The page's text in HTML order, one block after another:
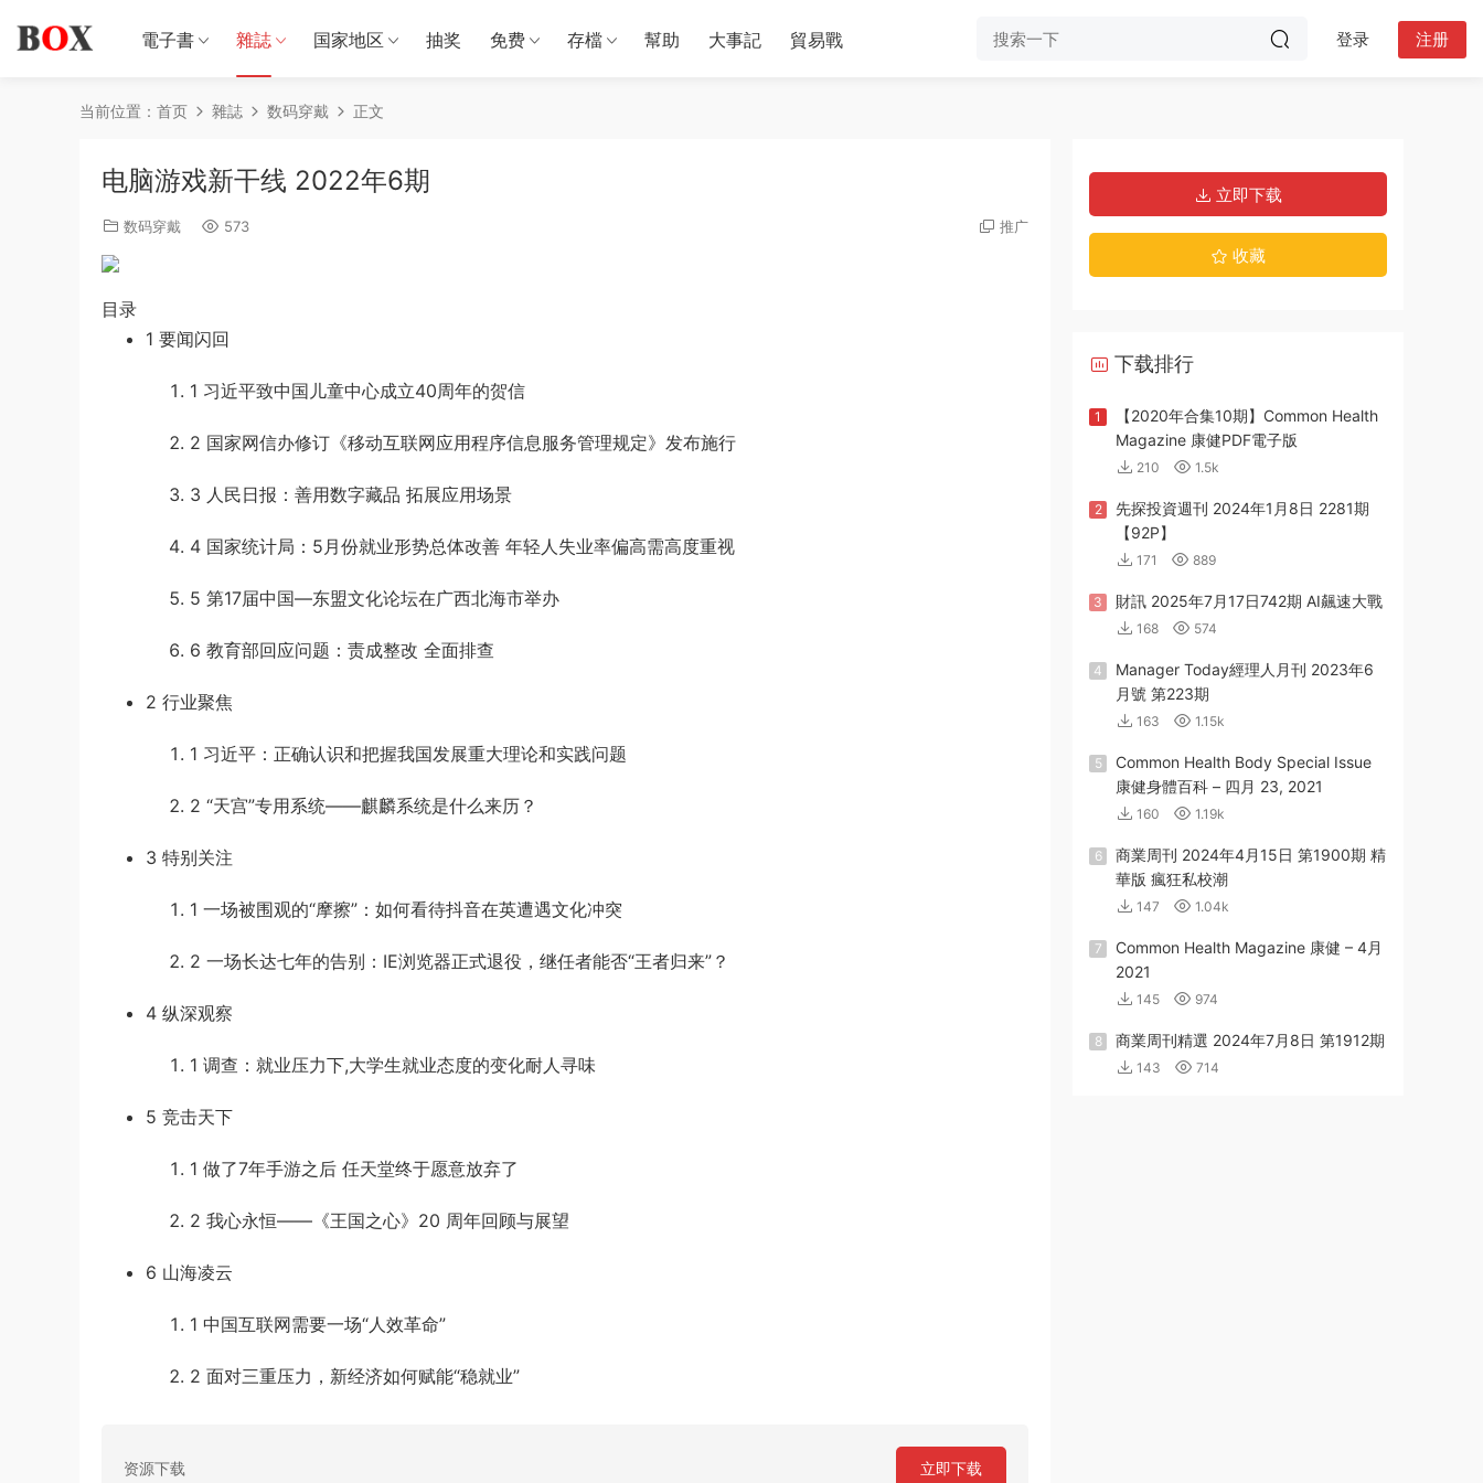
電子書 雜誌 国家地区 抽奖 免费 存檔 幫助 大事記 貿易戰 登录 注册
当前位置： 首页 雜誌 数码穿戴 正文
电脑游戏新干线 2022年6期
数码穿戴 573 推广
目录
1 要闻闪回
1 习近平致中国儿童中心成立40周年的贺信
2 国家网信办修订《移动互联网应用程序信息服务管理规定》发布施行
3 人民日报：善用数字藏品 拓展应用场景
4 国家统计局：5月份就业形势总体改善 年轻人失业率偏高需高度重视
5 第17届中国—东盟文化论坛在广西北海市举办
6 教育部回应问题：责成整改 全面排查
2 行业聚焦
1 习近平：正确认识和把握我国发展重大理论和实践问题
2 “天宫”专用系统——麒麟系统是什么来历？
3 特别关注
1 一场被围观的“摩擦”：如何看待抖音在英遭遇文化冲突
2 一场长达七年的告别：IE浏览器正式退役，继任者能否“王者归来”？
4 纵深观察
1 调查：就业压力下,大学生就业态度的变化耐人寻味
5 竞击天下
1 做了7年手游之后 任天堂终于愿意放弃了
2 我心永恒——《王国之心》20 周年回顾与展望
6 山海凌云
1 中国互联网需要一场“人效革命”
2 面对三重压力，新经济如何赋能“稳就业”
资源下载 立即下载
立即下载
收藏
下载排行
1
【2020年合集10期】Common Health
Magazine 康健PDF電子版
210 1.5k
2
先探投資週刊 2024年1月8日 2281期
【92P】
171 889
3 財訊 2025年7月17日742期 AI飆速大戰
168 574
4
Manager Today經理人月刊 2023年6
月號 第223期
163 1.15k
5
Common Health Body Special Issue
康健身體百科 – 四月 23, 2021
160 1.19k
6
商業周刊 2024年4月15日 第1900期 精
華版 瘋狂私校潮
147 1.04k
7
Common Health Magazine 康健 – 4月
2021
145 974
8 商業周刊精選 2024年7月8日 第1912期
143 714